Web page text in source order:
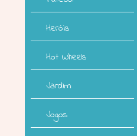
Heróis
Hot Wheels
Jardim
Jogos